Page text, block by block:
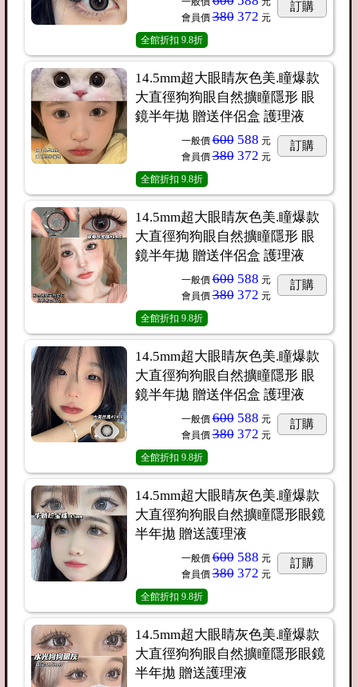
會員價 380372 元
訂購
全館折扣 9.8折
14.5mm超大眼睛灰色美.瞳爆款
大直徑狗狗眼自然擴瞳隱形 眼
鏡半年拋 贈送伴侶盒 護理液
一般價 600588 元
會員價 380372 元
訂購
全館折扣 9.8折
14.5mm超大眼睛灰色美.瞳爆款
大直徑狗狗眼自然擴瞳隱形 眼
鏡半年拋 贈送伴侶盒 護理液
一般價 600588 元
會員價 380372 元
訂購
全館折扣 9.8折
14.5mm超大眼睛灰色美.瞳爆款
大直徑狗狗眼自然擴瞳隱形 眼
鏡半年拋 贈送伴侶盒 護理液
一般價 600588 元
會員價 380372 元
訂購
全館折扣 9.8折
14.5mm超大眼睛灰色美.瞳爆款
大直徑狗狗眼自然擴瞳隱形眼鏡
半年拋 贈送護理液
一般價 600588 元
會員價 380372 元
訂購
全館折扣 9.8折
14.5mm超大眼睛灰色美.瞳爆款
大直徑狗狗眼自然擴瞳隱形眼鏡
半年拋 贈送護理液